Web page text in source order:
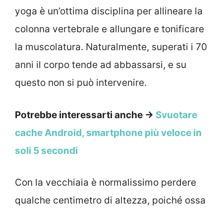
yoga è un’ottima disciplina per allineare la
colonna vertebrale e allungare e tonificare
la muscolatura. Naturalmente, superati i 70
anni il corpo tende ad abbassarsi, e su
questo non si può intervenire.
Potrebbe interessarti anche → Svuotare
cache Android, smartphone più veloce in
soli 5 secondi
Con la vecchiaia è normalissimo perdere
qualche centimetro di altezza, poiché ossa